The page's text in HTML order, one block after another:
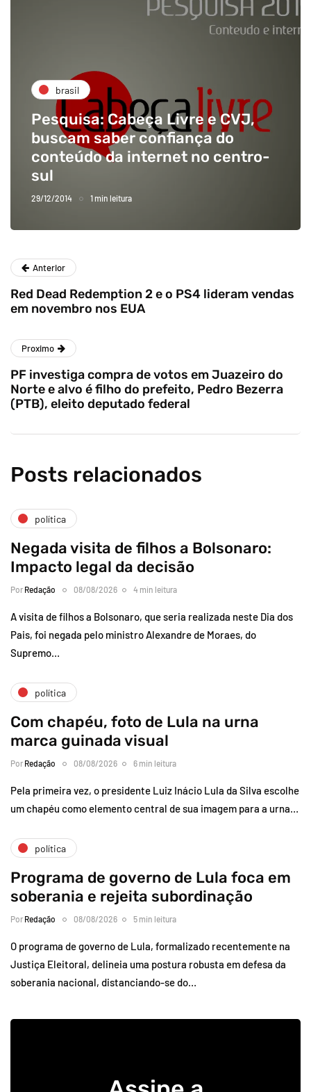
brasil
Pesquisa: Cabeça Livre e CVJ,
buscam saber confiança do
conteúdo da internet no centro-
sul
29/12/2014 1 min leitura
Anterior
Red Dead Redemption 2 e o PS4 lideram vendas
em novembro nos EUA
Proximo
PF investiga compra de votos em Juazeiro do
Norte e alvo é filho do prefeito, Pedro Bezerra
(PTB), eleito deputado federal
Posts relacionados
política
Negada visita de filhos a Bolsonaro:
Impacto legal da decisão
Por Redação 08/08/2026 4 min leitura
A visita de filhos a Bolsonaro, que seria realizada neste Dia dos
Pais, foi negada pelo ministro Alexandre de Moraes, do
Supremo…
política
Com chapéu, foto de Lula na urna
marca guinada visual
Por Redação 08/08/2026 6 min leitura
Pela primeira vez, o presidente Luiz Inácio Lula da Silva escolhe
um chapéu como elemento central de sua imagem para a urna…
política
Programa de governo de Lula foca em
soberania e rejeita subordinação
Por Redação 08/08/2026 5 min leitura
O programa de governo de Lula, formalizado recentemente na
Justiça Eleitoral, delineia uma postura robusta em defesa da
soberania nacional, distanciando-se do…